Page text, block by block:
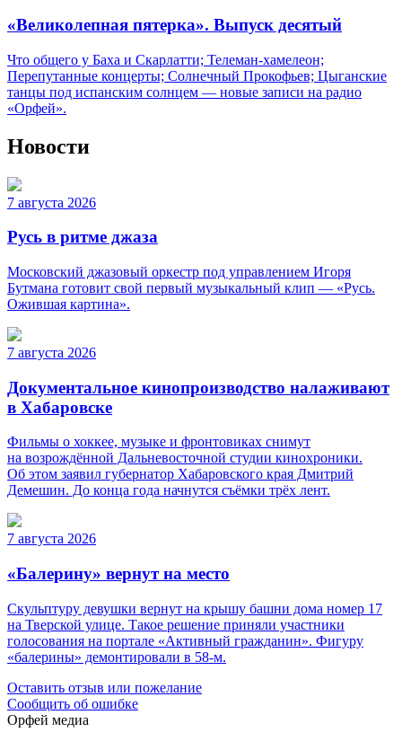
«Великолепная пятерка». Выпуск десятый
Что общего у Баха и Скарлатти; Телеман-хамелеон;
Перепутанные концерты; Солнечный Прокофьев; Цыганские
танцы под испанским солнцем — новые записи на радио
«Орфей».
Новости
7 августа 2026
Русь в ритме джаза
Московский джазовый оркестр под управлением Игоря
Бутмана готовит свой первый музыкальный клип — «Русь.
Ожившая картина».
7 августа 2026
Документальное кинопроизводство налаживают
в Хабаровске
Фильмы о хоккее, музыке и фронтовиках снимут
на возрождённой Дальневосточной студии кинохроники.
Об этом заявил губернатор Хабаровского края Дмитрий
Демешин. До конца года начнутся съёмки трёх лент.
7 августа 2026
«Балерину» вернут на место
Скульптуру девушки вернут на крышу башни дома номер 17
на Тверской улице. Такое решение приняли участники
голосования на портале «Активный гражданин». Фигуру
«балерины» демонтировали в 58-м.
Оставить отзыв или пожелание
Сообщить об ошибке
Орфей медиа